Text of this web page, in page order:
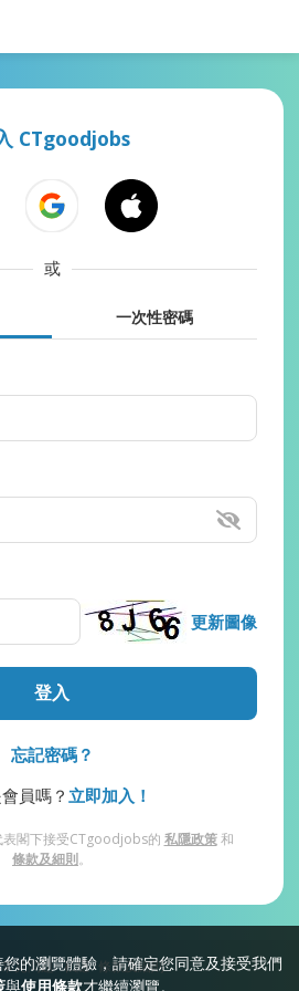
的瀏覽體驗，請確定您同意及接受我們
與使用條款才繼續瀏覽。
CTgoodjobs
或
一次性密碼
更新圖像
登入
忘記密碼？
員嗎？ 立即加入！
表閣下接受CTgoodjobs的 私隱政策和
條款及細則。
常見問題 私隱 條款及細則